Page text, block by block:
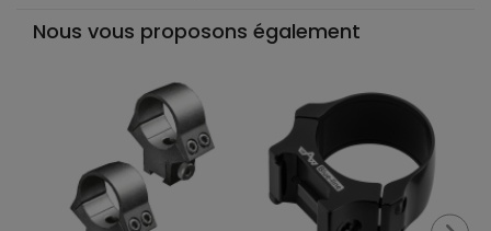
Nous vous proposons également